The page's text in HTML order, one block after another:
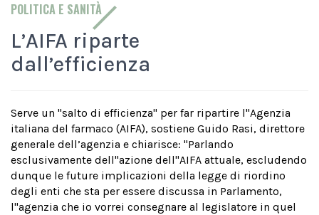
POLITICA E SANITÀ
L’AIFA riparte
dall’efficienza
Serve un "salto di efficienza" per far ripartire l''Agenzia
italiana del farmaco (AIFA), sostiene Guido Rasi, direttore
generale dell’agenzia e chiarisce: "Parlando
esclusivamente dell''azione dell''AIFA attuale, escludendo
dunque le future implicazioni della legge di riordino
degli enti che sta per essere discussa in Parlamento,
l''agenzia che io vorrei consegnare al legislatore in quel